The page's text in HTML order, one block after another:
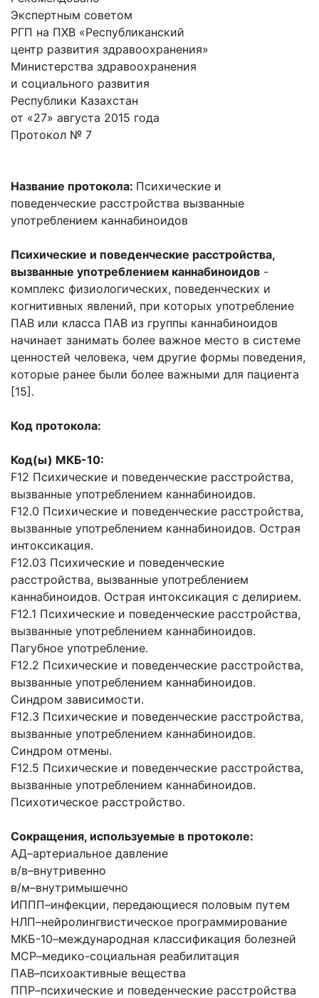
Экспертным советом
РГП на ПХВ «Республиканский
центр развития здравоохранения»
Министерства здравоохранения
и социального развития
Республики Казахстан
от «27» августа 2015 года
Протокол № 7
Название протокола: Психические и
поведенческие расстройства вызванные
употреблением каннабиноидов
Психические и поведенческие расстройства,
вызванные употреблением каннабиноидов -
комплекс физиологических, поведенческих и
когнитивных явлений, при которых употребление
ПАВ или класса ПАВ из группы каннабиноидов
начинает занимать более важное место в системе
ценностей человека, чем другие формы поведения,
которые ранее были более важными для пациента
[15].
Код протокола:
Код(ы) МКБ-10:
F12 Психические и поведенческие расстройства,
вызванные употреблением каннабиноидов.
F12.0 Психические и поведенческие расстройства,
вызванные употреблением каннабиноидов. Острая
интоксикация.
F12.03 Психические и поведенческие
расстройства, вызванные употреблением
каннабиноидов. Острая интоксикация с делирием.
F12.1 Психические и поведенческие расстройства,
вызванные употреблением каннабиноидов.
Пагубное употребление.
F12.2 Психические и поведенческие расстройства,
вызванные употреблением каннабиноидов.
Синдром зависимости.
F12.3 Психические и поведенческие расстройства,
вызванные употреблением каннабиноидов.
Синдром отмены.
F12.5 Психические и поведенческие расстройства,
вызванные употреблением каннабиноидов.
Психотическое расстройство.
Сокращения, используемые в протоколе:
АД–артериальное давление
в/в–внутривенно
в/м–внутримышечно
ИППП–инфекции, передающиеся половым путем
НЛП–нейролингвистическое программирование
МКБ-10–международная классификация болезней
МСР–медико-социальная реабилитация
ПАВ–психоактивные вещества
ППР–психические и поведенческие расстройства